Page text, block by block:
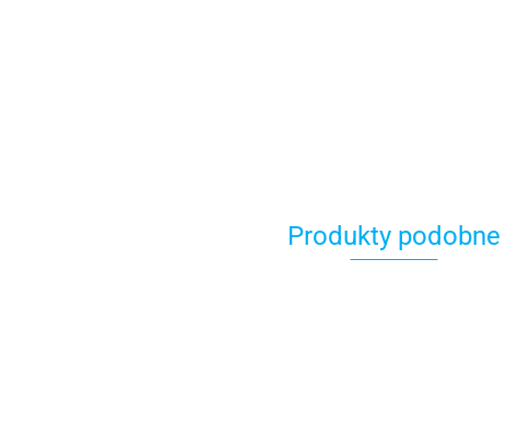
Produkty podobne